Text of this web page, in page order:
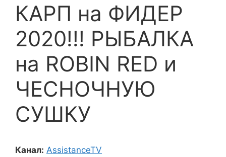
КАРП на ФИДЕР
2020!!! РЫБАЛКА
на ROBIN RED и
ЧЕСНОЧНУЮ
СУШКУ
Канал: AssistanceTV